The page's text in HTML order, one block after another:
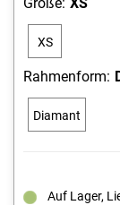
XS
Rahmenform:
Diamant
Auf Lager,